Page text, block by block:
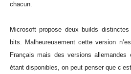
chacun.
Microsoft propose deux builds
bits. Malheureusement cette version
Français mais des versions
étant disponibles, on peut penser que